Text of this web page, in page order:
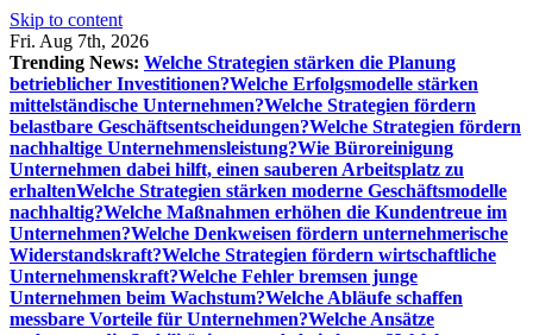
Skip to content
Fri. Aug 7th, 2026
Trending News: Welche Strategien stärken die Planung
betrieblicher Investitionen?Welche Erfolgsmodelle stärken
mittelständische Unternehmen?Welche Strategien fördern
belastbare Geschäftsentscheidungen?Welche Strategien fördern
nachhaltige Unternehmensleistung?Wie Büroreinigung
Unternehmen dabei hilft, einen sauberen Arbeitsplatz zu
erhaltenWelche Strategien stärken moderne Geschäftsmodelle
nachhaltig?Welche Maßnahmen erhöhen die Kundentreue im
Unternehmen?Welche Denkweisen fördern unternehmerische
Widerstandskraft?Welche Strategien fördern wirtschaftliche
Unternehmenskraft?Welche Fehler bremsen junge
Unternehmen beim Wachstum?Welche Abläufe schaffen
messbare Vorteile für Unternehmen?Welche Ansätze